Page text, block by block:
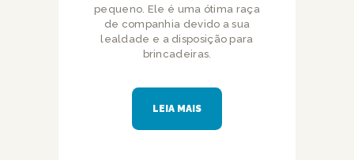
pequeno. Ele é uma ótima raça
de companhia devido a sua
lealdade e a disposição para
brincadeiras.
LEIA MAIS